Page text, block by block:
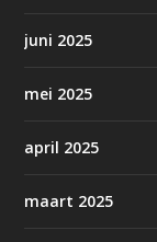
juni 2025
mei 2025
april 2025
maart 2025